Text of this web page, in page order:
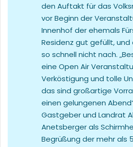
den Auftakt für das
vor Beginn der
Innenhof der ehemals
Residenz gut gefüllt, und
so schnell nicht nach.
eine Open Air
Verköstigung und tolle
das sind großartige
einen gelungenen
Gastgeber und Landrat
Anetsberger als
Begrüßung der mehr als